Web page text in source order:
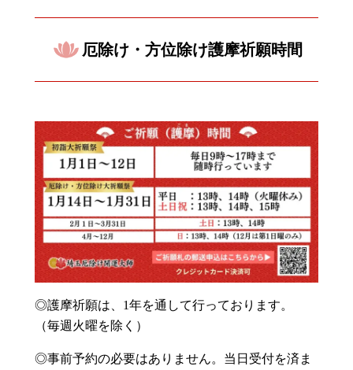
厄除け・方位除け護摩祈願時間
◎護摩祈願は、1年を通して行っております。
（毎週火曜を除く）
◎事前予約の必要はありません。当日受付を済ま